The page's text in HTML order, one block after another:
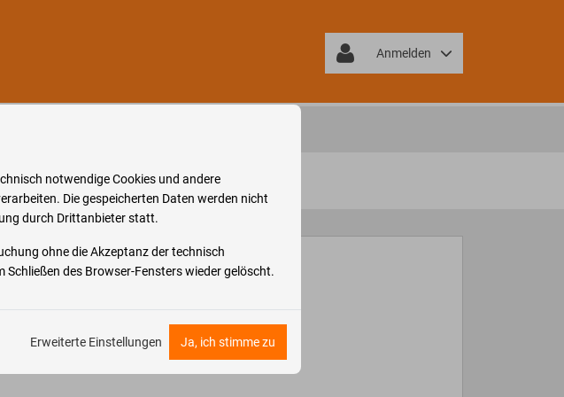
Anmelden
notwendige Cookies und andere
Die gespeicherten Daten werden nicht
durch Drittanbieter statt.
ohne die Akzeptanz der technisch
des Browser-Fensters wieder gelöscht.
Erweiterte Einstellungen Ja, ich stimme zu